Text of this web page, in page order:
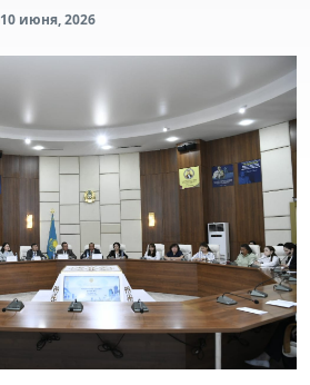
10 июня, 2026